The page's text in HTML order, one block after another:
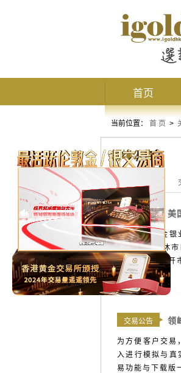
首页
当前位置： 首 页 >
领峰公告
交易公告 美
兹收到香港金
休市时段： 休
钟。周一正常开
交易公告 领
为方便客户交易
入进行模拟与真
易功能与下载版